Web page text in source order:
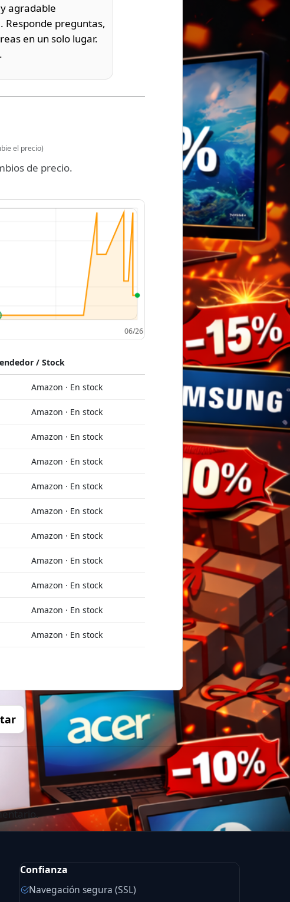
agradable
Responde preguntas,
en un solo lugar.
el precio)
de precio.
/ Stock
Amazon · En stock
Amazon · En stock
Amazon · En stock
Amazon · En stock
Amazon · En stock
Amazon · En stock
Amazon · En stock
Amazon · En stock
Amazon · En stock
Amazon · En stock
Amazon · En stock
Confianza
Navegación segura (SSL)